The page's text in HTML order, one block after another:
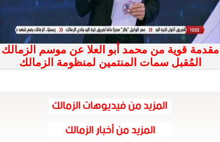
مقدمة قوية من محمد أبو العلا عن موسم الزمالك
المُقبل سمات المنتمين لمنظومة الزمالك